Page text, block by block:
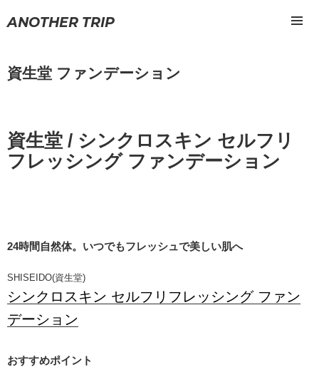
ANOTHER TRIP
資生堂 ファンデーション
資生堂 / シンクロスキン セルフリ
フレッシング ファンデーション
24時間自然体。いつでもフレッシュで美しい肌へ
SHISEIDO(資生堂)
シンクロスキン セルフリフレッシング ファン
デーション